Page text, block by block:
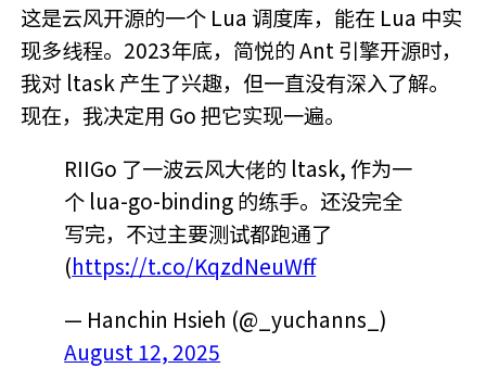
这是云风开源的一个 Lua 调度库，能在 Lua 中实
现多线程。2023年底，简悦的 Ant 引擎开源时，
我对 ltask 产生了兴趣，但一直没有深入了解。
现在，我决定用 Go 把它实现一遍。
RIIGo 了一波云风大佬的 ltask, 作为一
个 lua-go-binding 的练手。还没完全
写完，不过主要测试都跑通了
(https://t.co/KqzdNeuWff
— Hanchin Hsieh (@_yuchanns_)
August 12, 2025